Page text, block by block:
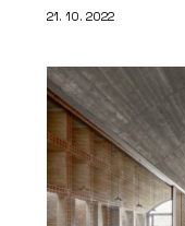
21. 10. 2022